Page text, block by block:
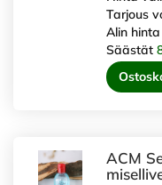
Tarjous
Alin
Säästät
ACM